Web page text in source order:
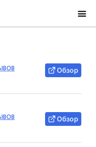
Обзор
Обзор